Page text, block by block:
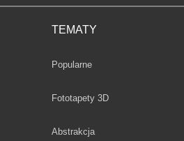
TEMATY
Fototapety
Popularne
Fototapety 3D
Fototapety
Abstrakcja